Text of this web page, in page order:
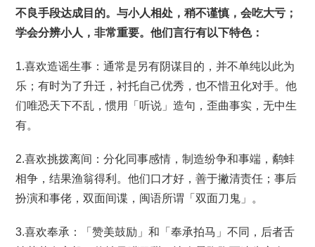
不良手段达成目的。与小人相处，稍不谨慎，会吃大亏；
学会分辨小人，非常重要。他们言行有以下特色：
1.喜欢造谣生事：通常是另有阴谋目的，并不单纯以此为
乐；有时为了升迁，衬托自己优秀，也不惜丑化对手。他
们唯恐天下不乱，惯用「听说」造句，歪曲事实，无中生
有。
2.喜欢挑拨离间：分化同事感情，制造纷争和事端，鹬蚌
相争，结果渔翁得利。他们口才好，善于撇清责任；事后
扮演和事佬，双面间谍，闽语所谓「双面刀鬼」。
3.喜欢奉承：「赞美鼓励」和「奉承拍马」不同，后者舌